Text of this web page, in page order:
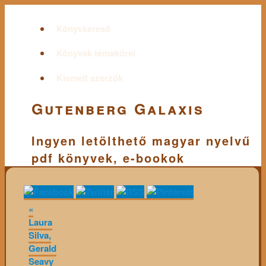
Könyvkereső
Könyvek témakörei
Kiemelt szerzők
Gutenberg Galaxis
Ingyen letölthető magyar nyelvű
pdf könyvek, e-bookok
«
Laura
Silva,
Gerald
Seavy